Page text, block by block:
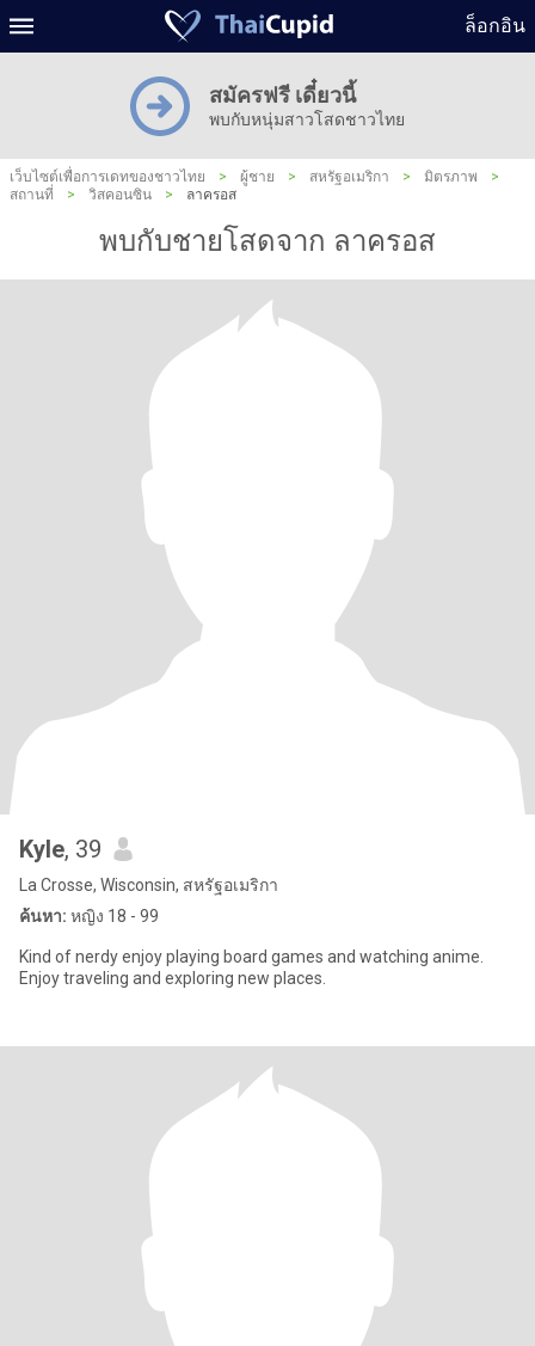
ล็อกอิน
สมัครฟรี เดี๋ยวนี้
พบกับหนุ่มสาวโสดชาวไทย
เว็บไซต์เพื่อการเดทของชาวไทย > ผู้ชาย > สหรัฐอเมริกา > มิตรภาพ
>
สถานที่
> วิสคอนซิน > ลาครอส
พบกับชายโสดจาก ลาครอส
Kyle, 39
La Crosse, Wisconsin, สหรัฐอเมริกา
ค้นหา: หญิง 18 - 99
Kind of nerdy enjoy playing board games and watching anime.
Enjoy traveling and exploring new places.